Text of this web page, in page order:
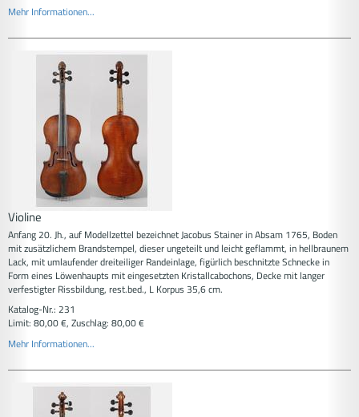
Mehr Informationen...
Violine
Anfang 20. Jh., auf Modellzettel bezeichnet Jacobus Stainer in Absam 1765, Boden
mit zusätzlichem Brandstempel, dieser ungeteilt und leicht geflammt, in hellbraunem
Lack, mit umlaufender dreiteiliger Randeinlage, figürlich beschnitzte Schnecke in
Form eines Löwenhaupts mit eingesetzten Kristallcabochons, Decke mit langer
verfestigter Rissbildung, rest.bed., L Korpus 35,6 cm.
Katalog-Nr.: 231
Limit: 80,00 €, Zuschlag: 80,00 €
Mehr Informationen...